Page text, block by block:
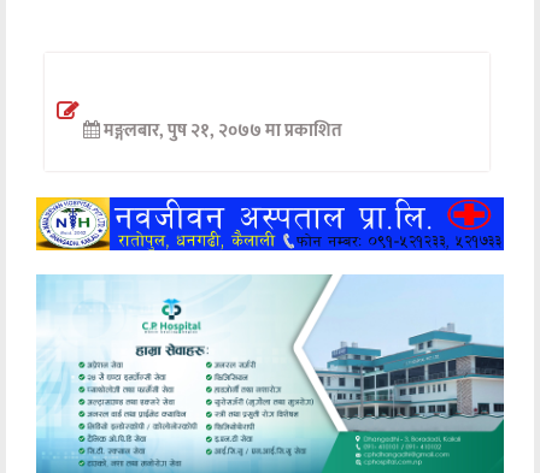
अन्तर्वार्ता
खेलकुद
मनोरञ्जन
अन्य
मङ्गलबार, पुष २१, २०७७ मा प्रकाशित